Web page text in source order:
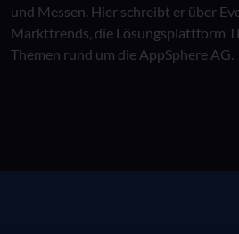
und Messen. Hier schreibt er über
Markttrends, die Lösungsplattform
Themen rund um die AppSphere AG.